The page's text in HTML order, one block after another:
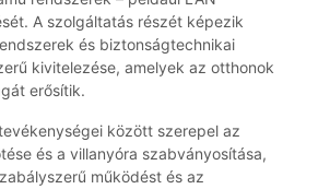
A szolgáltatás részét képezik
és biztonságtechnikai
kivitelezése, amelyek az otthonok
erősítik.
között szerepel az
és a villanyóra szabványosítása,
működést és az